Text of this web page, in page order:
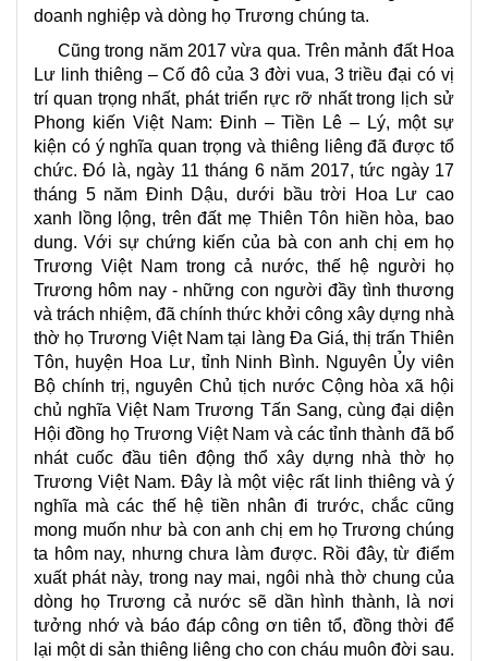
doanh nghiệp và dòng họ Trương chúng ta.
Cũng trong năm 2017 vừa qua. Trên mảnh đất Hoa
Lư linh thiêng – Cố đô của 3 đời vua, 3 triều đại có vị
trí quan trọng nhất, phát triển rực rỡ nhất trong lịch sử
Phong kiến Việt Nam: Đinh – Tiền Lê – Lý, một sự
kiện có ý nghĩa quan trọng và thiêng liêng đã được tổ
chức. Đó là, ngày 11 tháng 6 năm 2017, tức ngày 17
tháng 5 năm Đinh Dậu, dưới bầu trời Hoa Lư cao
xanh lồng lộng, trên đất mẹ Thiên Tôn hiền hòa, bao
dung. Với sự chứng kiến của bà con anh chị em họ
Trương Việt Nam trong cả nước, thế hệ người họ
Trương hôm nay - những con người đầy tình thương
và trách nhiệm, đã chính thức khởi công xây dựng nhà
thờ họ Trương Việt Nam tại làng Đa Giá, thị trấn Thiên
Tôn, huyện Hoa Lư, tỉnh Ninh Bình. Nguyên Ủy viên
Bộ chính trị, nguyên Chủ tịch nước Cộng hòa xã hội
chủ nghĩa Việt Nam Trương Tấn Sang, cùng đại diện
Hội đồng họ Trương Việt Nam và các tỉnh thành đã bổ
nhát cuốc đầu tiên động thổ xây dựng nhà thờ họ
Trương Việt Nam. Đây là một việc rất linh thiêng và ý
nghĩa mà các thế hệ tiền nhân đi trước, chắc cũng
mong muốn như bà con anh chị em họ Trương chúng
ta hôm nay, nhưng chưa làm được. Rồi đây, từ điểm
xuất phát này, trong nay mai, ngôi nhà thờ chung của
dòng họ Trương cả nước sẽ dần hình thành, là nơi
tưởng nhớ và báo đáp công ơn tiên tổ, đồng thời để
lại một di sản thiêng liêng cho con cháu muôn đời sau.